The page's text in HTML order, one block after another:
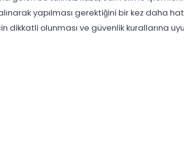
yapılması gerektiğini bir kez daha
dikkatli olunması ve güvenlik kurallarına